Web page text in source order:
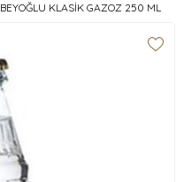
BEYOĞLU KLASİK GAZOZ 250 ML